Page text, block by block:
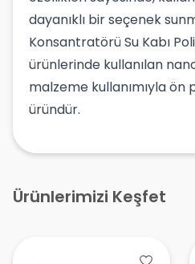
dayanıklı bir seçenek
Konsantratörü Su Kabı
ürünlerinde kullanılan
malzeme kullanımıyla ön
üründür.
Ürünlerimizi Keşfet